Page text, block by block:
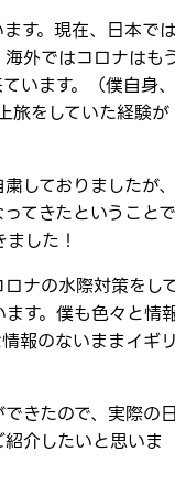
す。現在、日本で
外ではコロナはも
います。（僕自身、
旅をしていた経験が
しておりましたが、
てきたということで
した！
ナの水際対策をし
す。僕も色々と情
報のないままイギ
きたので、実際の
介したいと思いま